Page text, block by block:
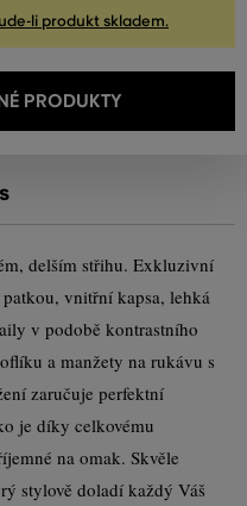
li produkt skladem.
PRODUKTY
delším střihu. Exkluzivní
vnitřní kapsa, lehká
v podobě kontrastního
a manžety na rukávu s
zaručuje perfektní
je díky celkovému
na omak. Skvěle
stylově doladí každý Váš